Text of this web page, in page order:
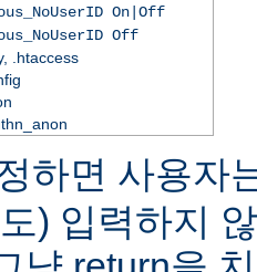
On|Off
Off
.htaccess
하면 사용자
) 입력하지